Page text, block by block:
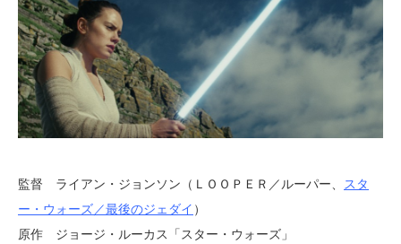
監督 ライアン・ジョンソン（ＬＯＯＰＥＲ／ルーパー、
スタ
ー・ウォーズ／最後のジェダイ ）
原作 ジョージ・ルーカス「スター・ウォーズ」